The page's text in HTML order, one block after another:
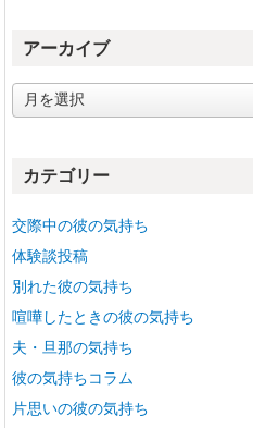
アーカイブ
ア
ー
ブカテゴリー
交際中の彼の気持ち
体験談投稿
別れた彼の気持ち
喧嘩したときの彼の気持ち
夫・旦那の気持ち
彼の気持ちコラム
片思いの彼の気持ち